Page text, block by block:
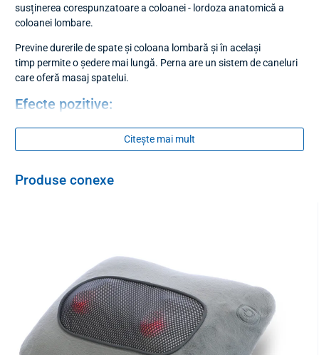
susținerea corespunzatoare a coloanei - lordoza anatomică a
coloanei lombare.
Previne durerile de spate și coloana lombară și în același
timp permite o ședere mai lungă. Perna are un sistem de caneluri
care oferă masaj spatelui.
Efecte pozitive:
efect de memorie,
caneluri de masaj și ventilație,
Citește mai mult
Produse conexe